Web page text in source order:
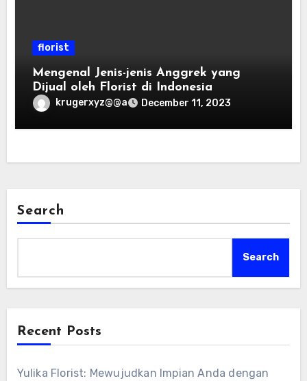
florist
Mengenal Jenis-jenis Anggrek yang
Dijual oleh Florist di Indonesia
krugerxyz@@a December 11, 2023
Search
Search
Recent Posts
Yulika Florist: Mewujudkan Impian Anda dengan